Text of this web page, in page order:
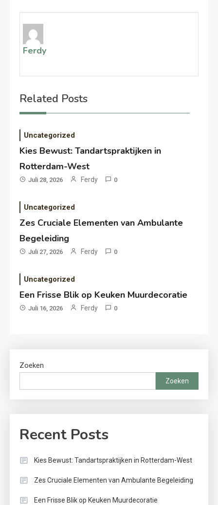
Ferdy
Related Posts
Uncategorized
Kies Bewust: Tandartspraktijken in
Rotterdam-West
Juli 28, 2026 Ferdy 0
Uncategorized
Zes Cruciale Elementen van Ambulante
Begeleiding
Juli 27, 2026 Ferdy 0
Uncategorized
Een Frisse Blik op Keuken Muurdecoratie
Juli 16, 2026 Ferdy 0
Zoeken
Zoeken
Recent Posts
Kies Bewust: Tandartspraktijken in Rotterdam-West
Zes Cruciale Elementen van Ambulante Begeleiding
Een Frisse Blik op Keuken Muurdecoratie